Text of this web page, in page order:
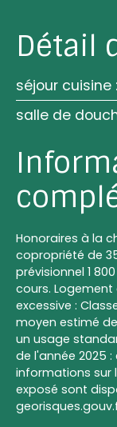
Détail
séjour cuisine :
salle de
Honoraires à la
copropriété de
prévisionnel 1
cours.
excessive :
moyen estimé
un usage
de l'année 2025 :
informations sur
exposé sont